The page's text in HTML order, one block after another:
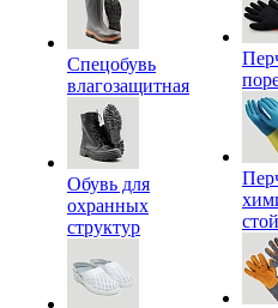
Спецобувь
влагозащитная
Обувь для
охранных
структур